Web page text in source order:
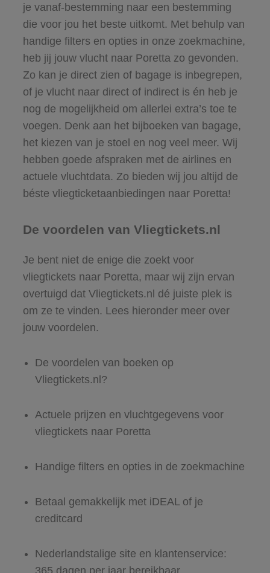
je vanaf-bestemming naar een bestemming
die voor jou het beste uitkomt. Met behulp van
handige filters en opties in onze zoekmachine,
heb jij jouw vlucht naar Poretta zo gevonden.
Zo kan je direct zien of bagage is inbegrepen,
of je vlucht naar direct of indirect is én heb je
nog de mogelijkheid om allerlei extra’s toe te
voegen. Denk aan het bijboeken van bagage,
het kiezen van je stoel en nog veel meer. Wij
hebben goede afspraken met de airlines en
actuele vluchtdata. Zo bieden wij jou altijd de
béste vliegticketaanbiedingen naar Poretta!
De voordelen van Vliegtickets.nl
Je bent niet de enige die zoekt voor
vliegtickets naar Poretta, maar wij zijn ervan
overtuigd dat Vliegtickets.nl dé juiste plek is
om ze te vinden. Lees hieronder meer over
jouw voordelen.
De voordelen van boeken op
Vliegtickets.nl?
Actuele prijzen en vluchtgegevens voor
vliegtickets naar Poretta
Handige filters en opties in de zoekmachine
Betaal gemakkelijk met iDEAL of je
creditcard
Nederlandstalige site en klantenservice:
365 dagen per jaar bereikbaar